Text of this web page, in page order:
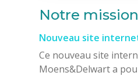
Notre mission
Nouveau site
Ce nouveau site
Moens&Delwart a